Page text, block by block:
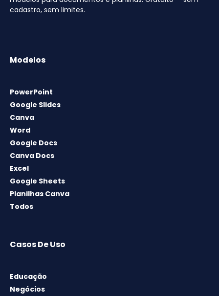
cadastro, sem limites.
Modelos
PowerPoint
Google Slides
Canva
Word
Google Docs
Canva Docs
Excel
Google Sheets
Planilhas Canva
Todos
Casos De Uso
Educação
Negócios